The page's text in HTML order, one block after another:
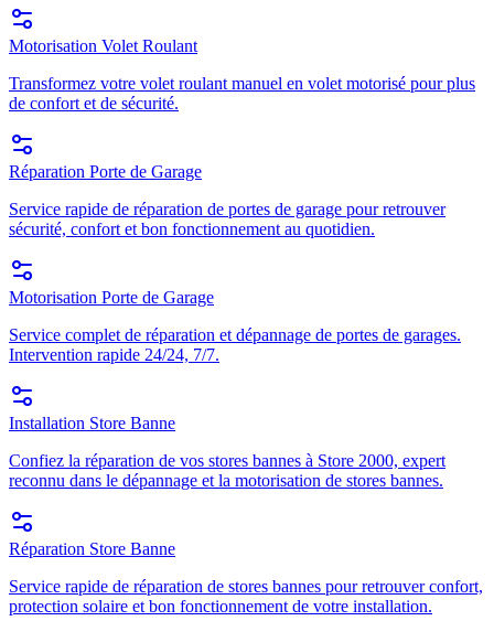
Motorisation Volet Roulant
Transformez votre volet roulant manuel en volet motorisé pour plus
de confort et de sécurité.
Réparation Porte de Garage
Service rapide de réparation de portes de garage pour retrouver
sécurité, confort et bon fonctionnement au quotidien.
Motorisation Porte de Garage
Service complet de réparation et dépannage de portes de garages.
Intervention rapide 24/24, 7/7.
Installation Store Banne
Confiez la réparation de vos stores bannes à Store 2000, expert
reconnu dans le dépannage et la motorisation de stores bannes.
Réparation Store Banne
Service rapide de réparation de stores bannes pour retrouver confort,
protection solaire et bon fonctionnement de votre installation.